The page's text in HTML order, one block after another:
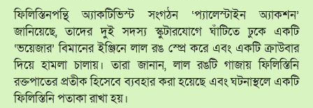
ফিলিস্তিনপন্থি অ্যাকটিভিস্ট সংগঠন ‘প্যালেস্টাইন অ্যাকশন’
জানিয়েছে, তাদের দুই সদস্য স্কুটারযোগে ঘাঁটিতে ঢুকে একটি
‘ভয়েজার’ বিমানের ইঞ্জিনে লাল রঙ স্প্রে করে এবং একটি ক্রাউবার
দিয়ে হামলা চালায়। তারা জানান, লাল রঙটি গাজায় ফিলিস্তিনি
রক্তপাতের প্রতীক হিসেবে ব্যবহার করা হয়েছে এবং ঘটনাস্থলে একটি
ফিলিস্তিনি পতাকা রাখা হয়।